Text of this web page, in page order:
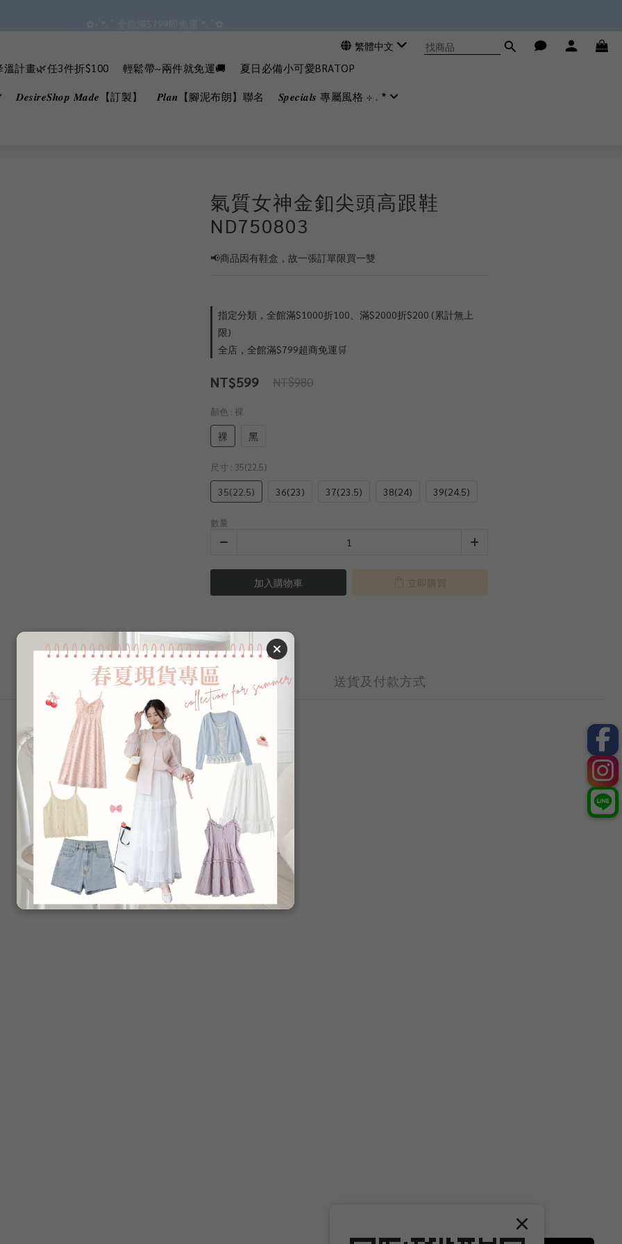
會員點數3%回饋 無上限!!!!
繁體中文
溫計畫🌿任3件折$100 輕鬆帶~兩件就免運🚚 夏日必備小可愛BRATOP
𝑫𝒆𝒔𝒊𝒓𝒆𝑺𝒉𝒐𝒑 𝑴𝒂𝒅𝒆【訂製】 𝑷𝒍𝒂𝒏【腳泥布朗】聯名 𝑺𝒑𝒆𝒄𝒊𝒂𝒍𝒔 專屬風格 ⊹ . *
氣質女神金釦尖頭高跟鞋
ND750803
📢商品因有鞋盒，故一張訂單限買一雙
指定分類，全館滿$1000折100、滿$2000折$200 (累計無上
限)
全店，全館滿$799超商免運🛒
NT$599 NT$980
顏色 : 裸
裸 黑
尺寸 : 35(22.5)
35(22.5) 36(23) 37(23.5) 38(24) 39(24.5)
數量
加入購物車 立即購買
送貨及付款方式
商品描述
【單位：公分】
跟高7 底寬8，每增減一個尺寸即增減約0.5公分
【質料：合成材質】
了解更多